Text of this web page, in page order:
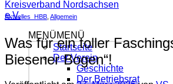
MENÜMENÜ
Startseite
Der Verein
Geschichte
Der Betriebsrat
Aktuelles_HBB Allgemein
Was für ein toller
Biesener Bogen“!